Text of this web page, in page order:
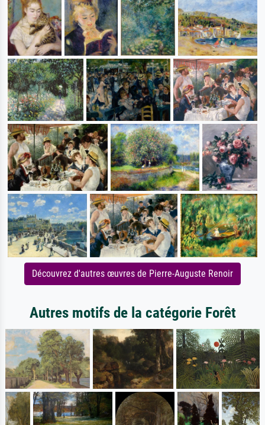
Découvrez d'autres œuvres de Pierre-Auguste Renoir
Autres motifs de la catégorie Forêt